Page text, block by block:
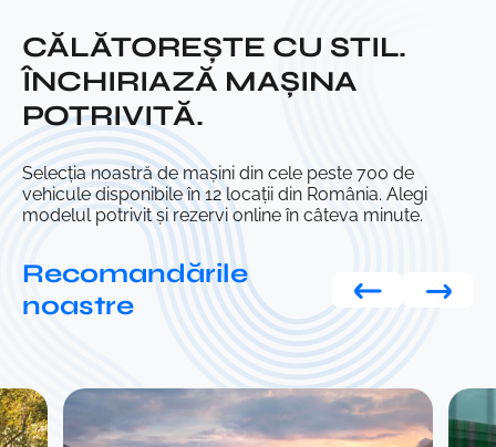
CĂLĂTOREȘTE CU STIL.
ÎNCHIRIAZĂ MAȘINA
POTRIVITĂ.
Selecția noastră de mașini din cele peste 700 de
vehicule disponibile în 12 locații din România. Alegi
modelul potrivit și rezervi online în câteva minute.
Recomandările
noastre